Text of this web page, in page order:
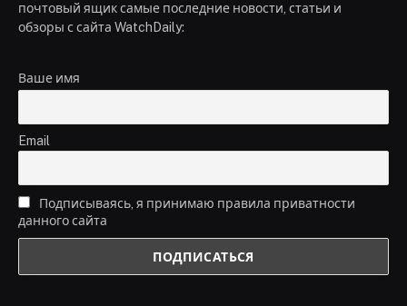
почтовый ящик самые последние новости, статьи и
обзоры с сайта WatchDaily:
Ваше имя
Email
Подписываясь, я принимаю правила приватности
данного сайта